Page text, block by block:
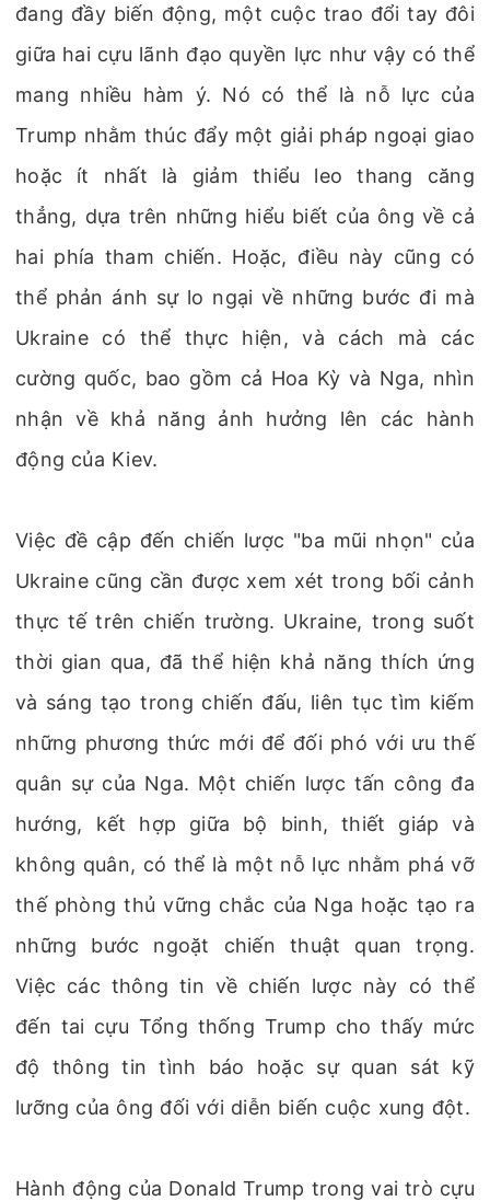
đang đầy biến động, một cuộc trao đổi tay đôi
giữa hai cựu lãnh đạo quyền lực như vậy có thể
mang nhiều hàm ý. Nó có thể là nỗ lực của
Trump nhằm thúc đẩy một giải pháp ngoại giao
hoặc ít nhất là giảm thiểu leo thang căng
thẳng, dựa trên những hiểu biết của ông về cả
hai phía tham chiến. Hoặc, điều này cũng có
thể phản ánh sự lo ngại về những bước đi mà
Ukraine có thể thực hiện, và cách mà các
cường quốc, bao gồm cả Hoa Kỳ và Nga, nhìn
nhận về khả năng ảnh hưởng lên các hành
động của Kiev.
Việc đề cập đến chiến lược "ba mũi nhọn" của
Ukraine cũng cần được xem xét trong bối cảnh
thực tế trên chiến trường. Ukraine, trong suốt
thời gian qua, đã thể hiện khả năng thích ứng
và sáng tạo trong chiến đấu, liên tục tìm kiếm
những phương thức mới để đối phó với ưu thế
quân sự của Nga. Một chiến lược tấn công đa
hướng, kết hợp giữa bộ binh, thiết giáp và
không quân, có thể là một nỗ lực nhằm phá vỡ
thế phòng thủ vững chắc của Nga hoặc tạo ra
những bước ngoặt chiến thuật quan trọng.
Việc các thông tin về chiến lược này có thể
đến tai cựu Tổng thống Trump cho thấy mức
độ thông tin tình báo hoặc sự quan sát kỹ
lưỡng của ông đối với diễn biến cuộc xung đột.
Hành động của Donald Trump trong vai trò cựu